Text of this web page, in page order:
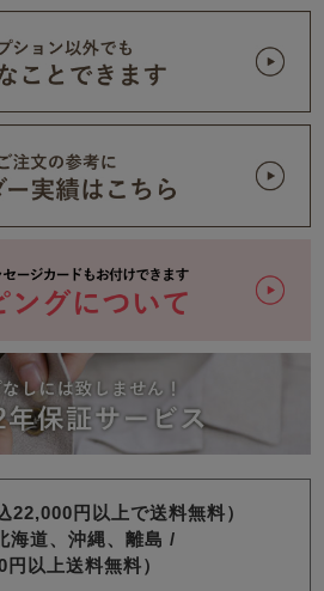
22,000円以上で送料無料）
海道、沖縄、離島 /
以上送料無料）